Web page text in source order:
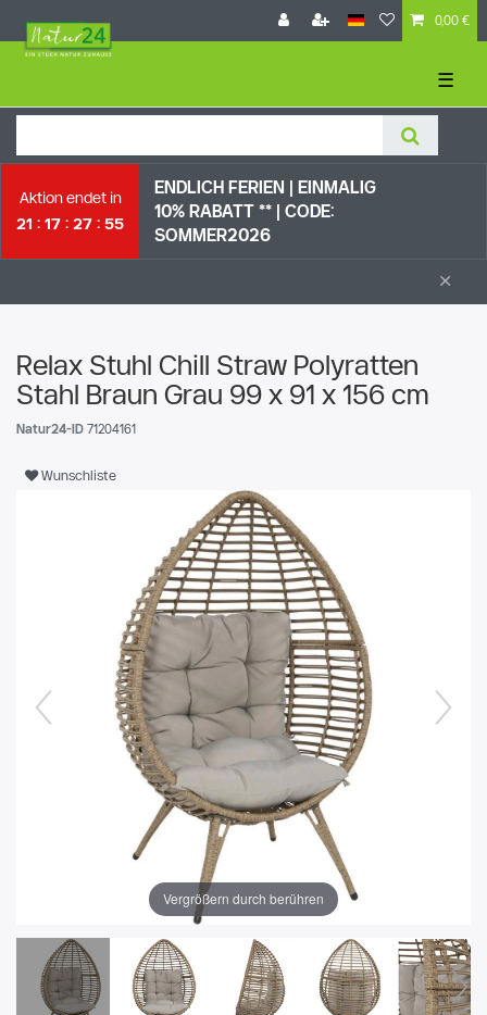
0,00 €
☰
Aktion endet in
21
17 27 54
ENDLICH FERIEN | EI NMALIG
10% RABATT ** | CODE:
SOMMER2026
×
Relax Stuhl Chill Straw Polyratten
Stahl Braun Grau 99 x 91 x 156 cm
Natur24-ID 71204161
Wunschliste
Vergrößern durch berühren